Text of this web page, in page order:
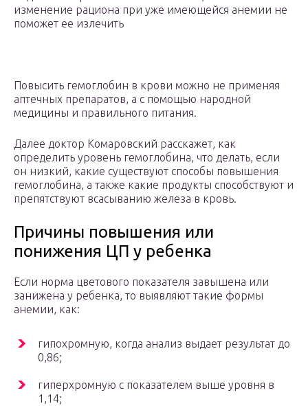
изменение рациона при уже имеющейся анемии не
поможет ее излечить
Повысить гемоглобин в крови можно не применяя
аптечных препаратов, а с помощью народной
медицины и правильного питания.
Далее доктор Комаровский расскажет, как
определить уровень гемоглобина, что делать, если
он низкий, какие существуют способы повышения
гемоглобина, а также какие продукты способствуют и
препятствуют всасыванию железа в кровь.
Причины повышения или
понижения ЦП у ребенка
Если норма цветового показателя завышена или
занижена у ребенка, то выявляют такие формы
анемии, как:
гипохромную, когда анализ выдает результат до
0,86;
гиперхромную с показателем выше уровня в
1,14;